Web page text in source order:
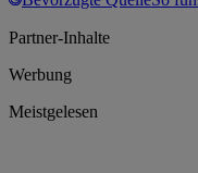
Partner-Inhalte
Werbung
Meistgelesen